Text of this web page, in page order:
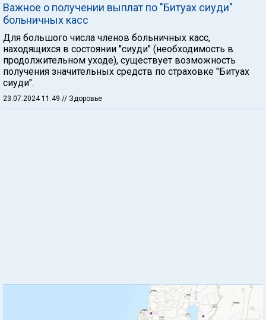
Важное о получении выплат по "Битуах сиуди"
больничных касс
Для большого числа членов больничных касс,
находящихся в состоянии "сиуди" (необходимость в
продолжительном уходе), существует возможность
получения значительных средств по страховке "Битуах
сиуди".
23.07.2024 11:49 // Здоровье